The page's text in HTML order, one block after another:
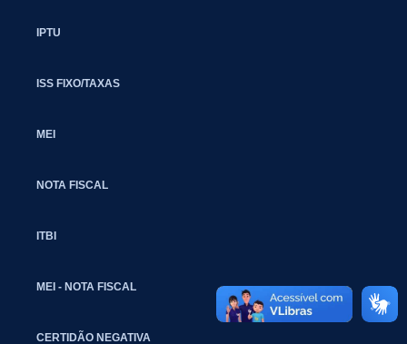
IPTU
ISS FIXO/TAXAS
MEI
NOTA FISCAL
ITBI
MEI - NOTA FISCAL
CERTIDÃO NEGATIVA